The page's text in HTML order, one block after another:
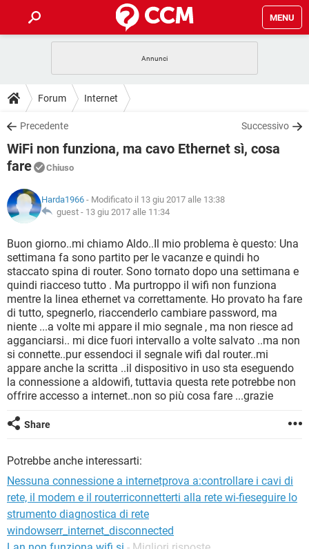
MENU
INTRATTENIMENTO
iOS
INSTAGRAM WHATSAPP
TIKTOK
HARDWARE
GUIDE
COVID-19
iOS
TIKTOK FACEBOOK
DOWNLOAD
COVID-19 GAMING
INTRATTENIMENTO
iOS WINDOWS 10
INSTAGRAM
TIKTOK FACEBOOK
HARDWARE
FORUM
INTRATTENIMENTO ANDROID
INSTAGRAM WHATSAPP
TIKTOK FACEBOOK
HARDWARE
GLOSSARIO
COVID-19
INTRATTENIMENTO ANDROID
iOS WINDOWS 10
INSTAGRAM WHATSAPP
TIKTOK FACEBOOK
HARDWARE
Forum Internet
Precedente Successivo
WiFi non funziona, ma cavo Ethernet sì, cosa
fare
Chiuso
Harda1966 - Modificato il 13 giu 2017 alle 13:38
guest - 13 giu 2017 alle 11:34
Buon giorno..mi chiamo Aldo..Il mio problema è questo: Una
settimana fa sono partito per le vacanze e quindi ho
staccato spina di router. Sono tornato dopo una settimana e
quindi riacceso tutto . Ma purtroppo il wifi non funziona
mentre la linea ethernet va correttamente. Ho provato ha fare
di tutto, spegnerlo, riaccenderlo cambiare password, ma
niente ...a volte mi appare il mio segnale , ma non riesce ad
agganciarsi.. mi dice fuori intervallo a volte salvato ..ma non
si connette..pur essendoci il segnale wifi dal router..mi
appare anche la scritta ..il dispositivo in uso sta eseguendo
la connessione a aldowifi, tuttavia questa rete potrebbe non
offrire accesso a internet..non so più cosa fare ...grazie
Share
Potrebbe anche interessarti:
Nessuna connessione a internetprova a:controllare i cavi di
rete, il modem e il routerriconnetterti alla rete wi-fieseguire lo
strumento diagnostica di rete
windowserr_internet_disconnected